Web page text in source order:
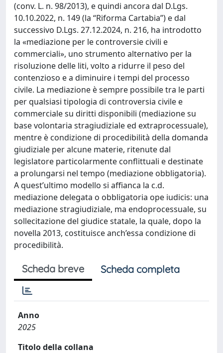
(conv. L. n. 98/2013), e quindi ancora dal D.Lgs.
10.10.2022, n. 149 (la “Riforma Cartabia”) e dal
successivo D.Lgs. 27.12.2024, n. 216, ha introdotto
la «mediazione per le controversie civili e
commerciali», uno strumento alternativo per la
risoluzione delle liti, volto a ridurre il peso del
contenzioso e a diminuire i tempi del processo
civile. La mediazione è sempre possibile tra le parti
per qualsiasi tipologia di controversia civile e
commerciale su diritti disponibili (mediazione su
base volontaria stragiudiziale ed extraprocessuale),
mentre è condizione di procedibilità della domanda
giudiziale per alcune materie, ritenute dal
legislatore particolarmente conflittuali e destinate
a prolungarsi nel tempo (mediazione obbligatoria).
A quest’ultimo modello si affianca la c.d.
mediazione delegata o obbligatoria ope iudicis: una
mediazione stragiudiziale, ma endoprocessuale, su
sollecitazione del giudice statale, la quale, dopo la
novella 2013, costituisce anch’essa condizione di
procedibilità.
Scheda breve Scheda completa
Anno
2025
Titolo della collana